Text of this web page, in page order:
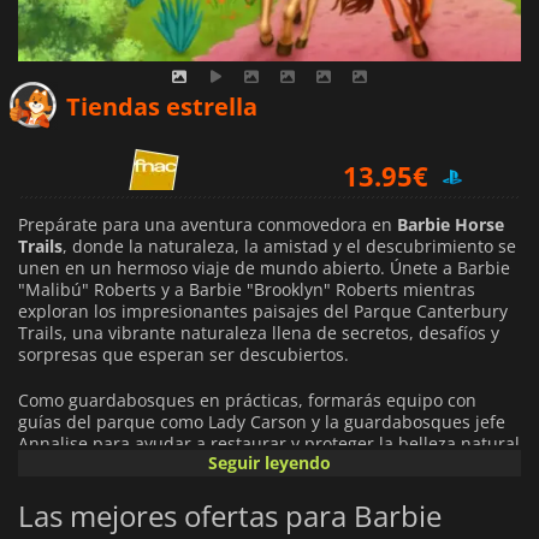
Tiendas estrella
13.95€
39.99€
Prepárate para una aventura conmovedora en Barbie Horse
Trails, donde la naturaleza, la amistad y el descubrimiento se
unen en un hermoso viaje de mundo abierto. Únete a Barbie
"Malibú" Roberts y a Barbie "Brooklyn" Roberts mientras
exploran los impresionantes paisajes del Parque Canterbury
Trails, una vibrante naturaleza llena de secretos, desafíos y
sorpresas que esperan ser descubiertos.
Como guardabosques en prácticas, formarás equipo con
guías del parque como Lady Carson y la guardabosques jefe
Annalise para ayudar a restaurar y proteger la belleza natural
del parque. Completa misiones que van desde plantar flores
por el camino la importancia de cuidar el medio ambiente.
Cada tarea que completes dará vida al parque y hará que tu
Seguir leyendo
Las mejores ofertas para Barbie